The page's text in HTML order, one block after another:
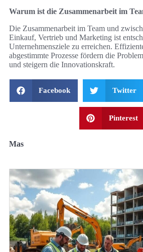
Warum ist die Zusammenarbeit im
Die Zusammenarbeit im Team und
Einkauf, Vertrieb und Marketing ist
Unternehmensziele zu erreichen.
abgestimmte Prozesse fördern die
und steigern die Innovationskraft.
Facebook Twitter
Pinterest
Mas